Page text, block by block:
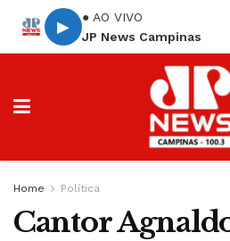
▶
● AO VIVO
JP News Campinas
Home Política
Cantor